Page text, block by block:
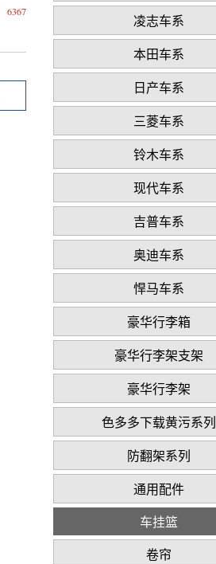
凌志车系
本田车系
日产车系
三菱车系
铃木车系
现代车系
吉普车系
奥迪车系
悍马车系
豪华行李箱
豪华行李架支架
豪华行李架
色多多下载黄污系列
防翻架系列
通用配件
车挂篮
卷帘
6367